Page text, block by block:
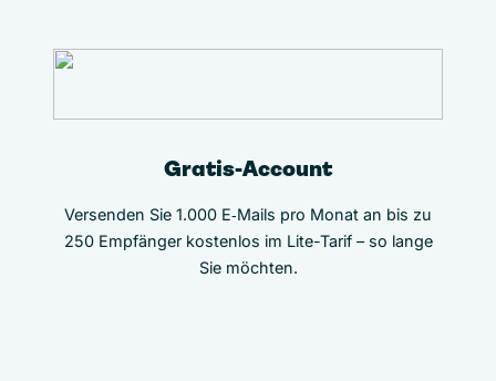
Gratis-Account
Versenden Sie 1.000 E‑Mails pro Monat an bis zu
250 Empfänger kostenlos im Lite-Tarif – so lange
Sie möchten.